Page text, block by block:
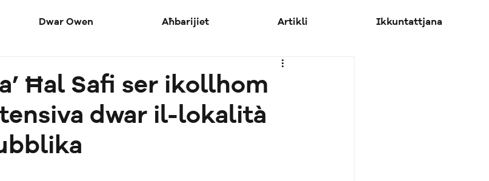
Dwar Owen Aħbarijiet Artikli Ikkuntattjana
Ħal Safi ser ikollhom
dwar il-lokalità